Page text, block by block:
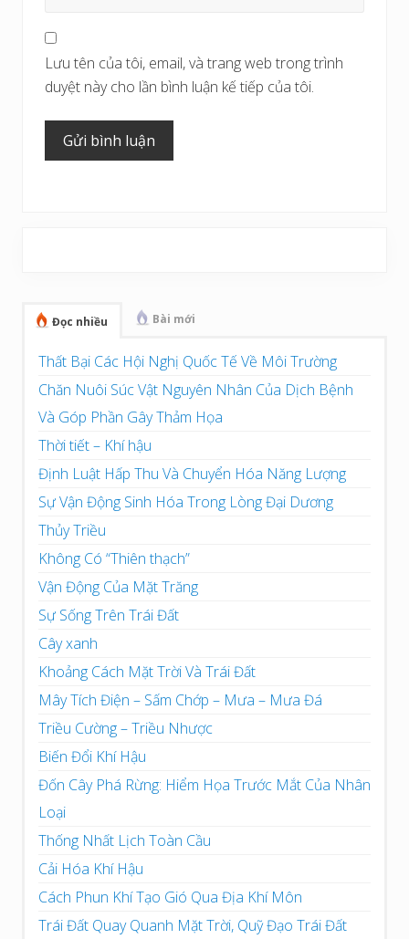
Lưu tên của tôi, email, và trang web trong trình
duyệt này cho lần bình luận kế tiếp của tôi.
Đọc nhiều Bài mới
Thất Bại Các Hội Nghị Quốc Tế Về Môi Trường
Chăn Nuôi Súc Vật Nguyên Nhân Của Dịch Bệnh
Và Góp Phần Gây Thảm Họa
Thời tiết – Khí hậu
Định Luật Hấp Thu Và Chuyển Hóa Năng Lượng
Sự Vận Động Sinh Hóa Trong Lòng Đại Dương
Thủy Triều
Không Có “Thiên thạch”
Vận Động Của Mặt Trăng
Sự Sống Trên Trái Đất
Cây xanh
Khoảng Cách Mặt Trời Và Trái Đất
Mây Tích Điện – Sấm Chớp – Mưa – Mưa Đá
Triều Cường – Triều Nhược
Biến Đổi Khí Hậu
Đốn Cây Phá Rừng: Hiểm Họa Trước Mắt Của Nhân
Loại
Thống Nhất Lịch Toàn Cầu
Cải Hóa Khí Hậu
Cách Phun Khí Tạo Gió Qua Địa Khí Môn
Trái Đất Quay Quanh Mặt Trời, Quỹ Đạo Trái Đất